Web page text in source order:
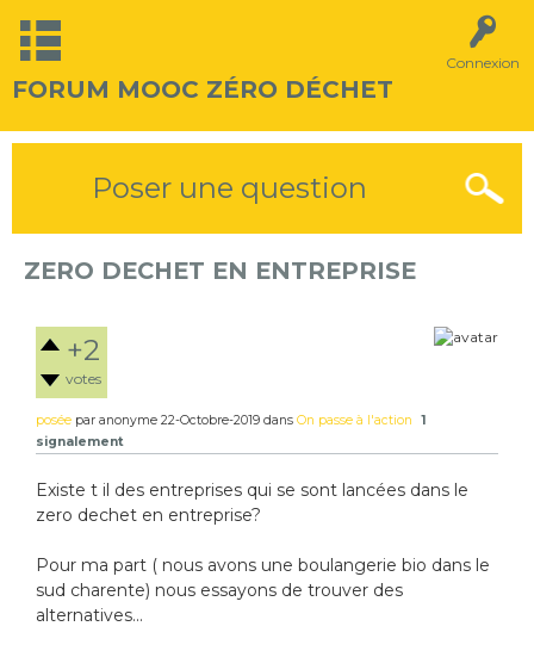
Connexion
FORUM MOOC ZÉRO DÉCHET
Poser une question
ZERO DECHET EN ENTREPRISE
+2
votes
posée par anonyme 22-Octobre-2019 dans On passe à l'action
1
signalement
Existe t il des entreprises qui se sont lancées dans le
zero dechet en entreprise?
Pour ma part ( nous avons une boulangerie bio dans le
sud charente) nous essayons de trouver des
alternatives...